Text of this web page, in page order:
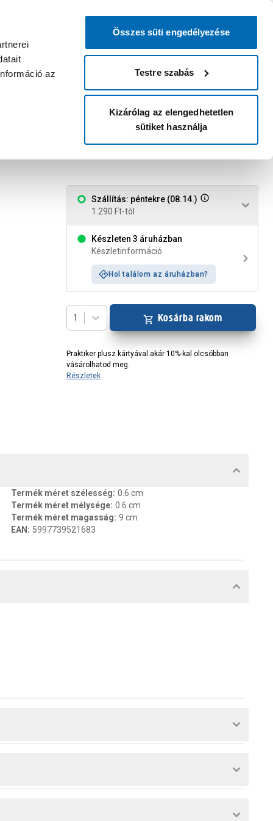
az
Összes süti engedélyezése
Testre szabás
Kizárólag az elengedhetetlen
sütiket használja
bejelentkezni?
Belépés Listáim
Áruházak és szolgáltatások
csomag
Szállítás: péntekre (08.14.)
1.290 Ft-tól
Készleten 3 áruházban
Készletinformáció
Hol találom az áruházban?
1 Kosárba rakom
Praktiker plusz kártyával akár 10%-kal olcsóbban
vásárolhatod meg.
Részletek
Termék méret szélesség: 0.6 cm
Termék méret mélysége: 0.6 cm
Termék méret magasság: 9 cm
EAN : 5997739521683